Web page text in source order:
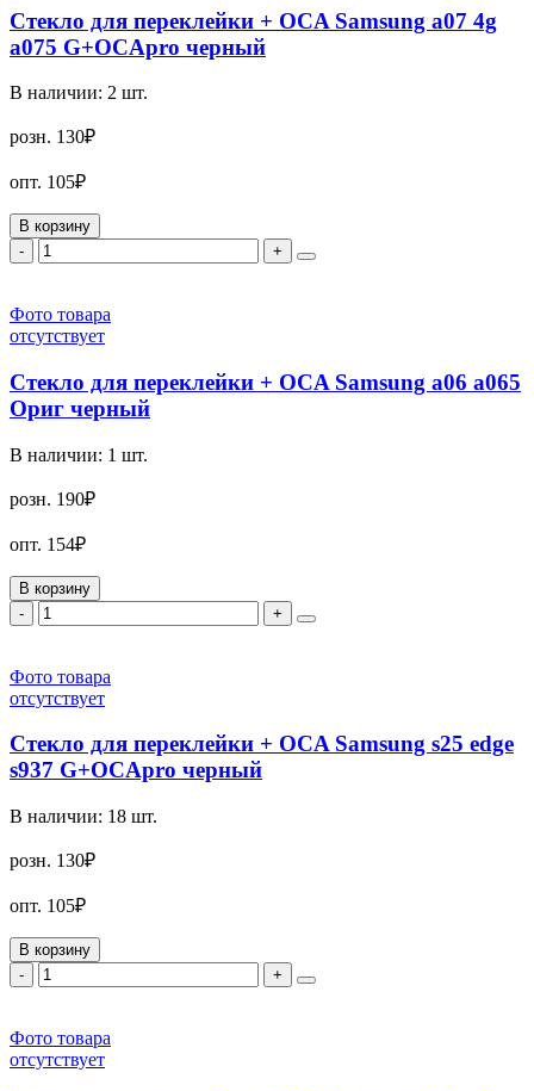
Стекло для переклейки + OCA Samsung a07 4g
a075 G+OCApro черный
В наличии: 2 шт.
розн. 130₽
опт. 105₽
В корзину
-
+
Фото товара
отсутствует
Стекло для переклейки + OCA Samsung a06 a065
Ориг черный
В наличии: 1 шт.
розн. 190₽
опт. 154₽
В корзину
-
+
Фото товара
отсутствует
Стекло для переклейки + OCA Samsung s25 edge
s937 G+OCApro черный
В наличии: 18 шт.
розн. 130₽
опт. 105₽
В корзину
-
+
Фото товара
отсутствует